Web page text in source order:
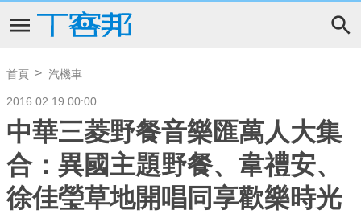
首頁 汽機車
2016.02.19 00:00
中華三菱野餐音樂匯萬人大集
合：異國主題野餐、韋禮安、
徐佳瑩草地開唱同享歡樂時光